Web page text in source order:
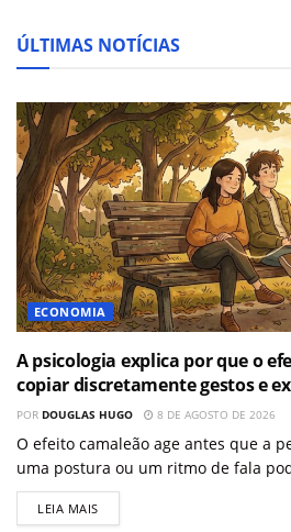
ÚLTIMAS NOTÍCIAS
ECONOMIA
A psicologia explica por que o
copiar discretamente gestos e
POR DOUGLAS HUGO 8 DE AGOSTO DE 2026
O efeito camaleão age antes que a
uma postura ou um ritmo de fala
LEIA MAIS